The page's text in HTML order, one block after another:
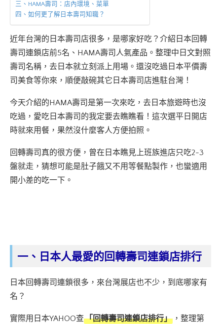
三、HAMA壽司：店內環境、菜單
四、如何更了解日本壽司知職？
近年台灣的日本壽司店很多，是哪家好吃？介紹日本回轉
壽司連鎖店前5名、HAMA壽司人氣產品。整理中日文對照
壽司名稱，去日本就立刻派上用場。還沒吃過日本平價壽
司美食等你來，順便敲碗其它日本壽司店進駐台灣！
今天介紹的HAMA壽司是第一次來吃，去日本旅遊時也沒
吃過，愛吃日本壽司的我定要去瞧瞧看！這次選平日開店
時就來用餐，果然沒什麼客人方便拍照。
回轉壽司真的很方便，曾在日本瞧見上班族進店只吃2-3
盤就走，猜想可能是肚子餓又不用等餐點製作，也蠻適用
開小差的吃一下。
一、日本人最愛的回轉壽司連鎖店排行
日本回轉壽司連鎖很多，來台灣展店也不少，到底哪家有
名？
實際用日本YAHOO查「回轉壽司連鎖店排行」 ，整理第